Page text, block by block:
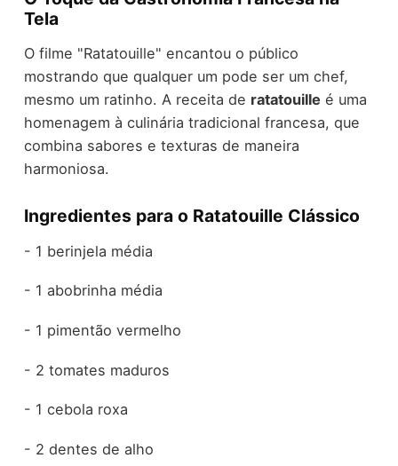
Tela
O filme "Ratatouille" encantou o público
mostrando que qualquer um pode ser um chef,
mesmo um ratinho. A receita de ratatouille é uma
homenagem à culinária tradicional francesa, que
combina sabores e texturas de maneira
harmoniosa.
Ingredientes para o Ratatouille Clássico
- 1 berinjela média
- 1 abobrinha média
- 1 pimentão vermelho
- 2 tomates maduros
- 1 cebola roxa
- 2 dentes de alho